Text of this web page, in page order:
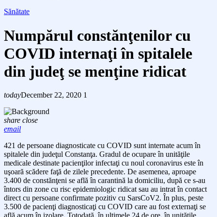
Sănătate
Numpărul constănţenilor cu
COVID internaţi în spitalele
din judeţ se menţine ridicat
todayDecember 22, 2020 1
share close
email
421 de persoane diagnosticate cu COVID sunt internate acum în
spitalele din judeţul Constanţa. Gradul de ocupare în unităţile
medicale destinate pacienţilor infectaţi cu noul coronavirus este în
uşoară scădere faţă de zilele precedente. De asemenea, aproape
3.400 de constănţeni se află în carantină la domiciliu, după ce s-au
întors din zone cu risc epidemiologic ridicat sau au intrat în contact
direct cu persoane confirmate pozitiv cu SarsCoV2. În plus, peste
3.500 de pacienţi diagnosticaţi cu COVID care au fost externaţi se